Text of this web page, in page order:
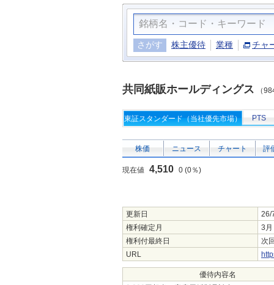
さがす 株主優待 業種 チャ
共同紙販ホールディングス （
東証スタンダード（当社優先市場） PTS
株価 ニュース チャート 評
現在値 4,510 0 (0％)
更新日
26/
権利確定月
3
権利付最終日
次
URL
優待内容名